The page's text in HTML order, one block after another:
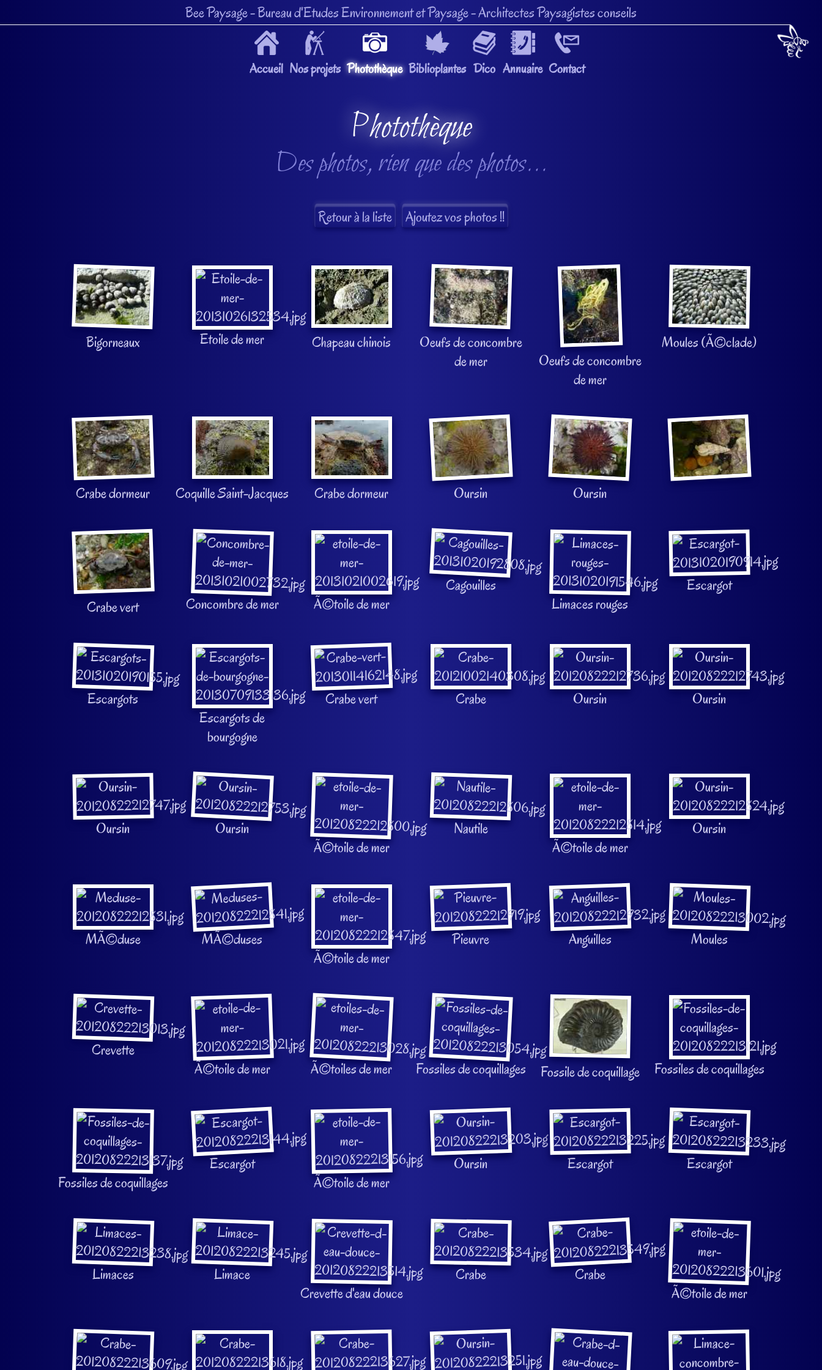
Bee Paysage- Bureau d'Etudes Environnement et Paysage- Architectes Paysagistes conseils
Accueil Nos projets Photothèque Biblioplantes Dico Annuaire Contact
Photothèque
Des photos, rien que des photos...
Retour à la liste
Bigorneaux Etoile de mer Chapeau chinois
Oeufs de concombre
de mer
Oeufs de concombre
de mer
Moules (Ã©clade)
Crabe dormeur Coquille Saint-Jacques Crabe dormeur Oursin Oursin
Crabe vert Concombre de mer Ã©toile de mer
Cagouilles
Limaces rouges
Escargot
Escargots
Escargots de
bourgogne
Crabe vert Crabe Oursin Oursin
Oursin
Oursin
Ã©toile de mer
Nautile
Ã©toile de mer
Oursin
MÃ©duse
MÃ©duses
Ã©toile de mer
Pieuvre Anguilles Moules
Crevette
Ã©toile de mer
Ã©toiles de mer Fossiles de coquillages Fossile de coquillage Fossiles de coquillages
Fossiles de coquillages
Escargot
Ã©toile de mer
Oursin Escargot Escargot
Limaces
Limace
Crevette d'eau douce
Crabe
Crabe
Ã©toile de mer